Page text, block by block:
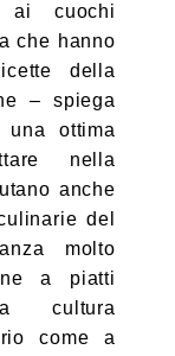
ai cuochi
che hanno
della
– spiega
ottima
nella
anche
del
molto
a piatti
cultura
come a